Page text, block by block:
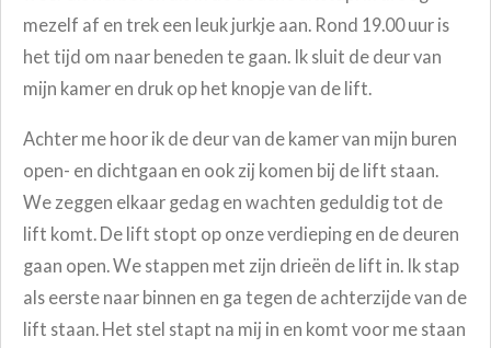
mezelf af en trek een leuk jurkje aan. Rond 19.00 uur is
het tijd om naar beneden te gaan. Ik sluit de deur van
mijn kamer en druk op het knopje van de lift.
Achter me hoor ik de deur van de kamer van mijn buren
open- en dichtgaan en ook zij komen bij de lift staan.
We zeggen elkaar gedag en wachten geduldig tot de
lift komt. De lift stopt op onze verdieping en de deuren
gaan open. We stappen met zijn drieën de lift in. Ik stap
als eerste naar binnen en ga tegen de achterzijde van de
lift staan. Het stel stapt na mij in en komt voor me staan